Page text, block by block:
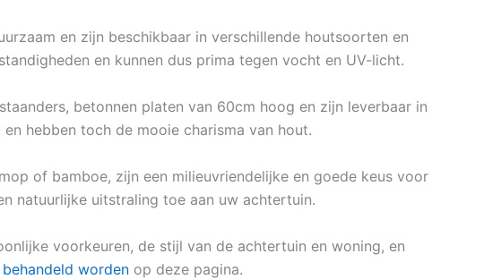
en zijn beschikbaar in verschillende houtsoorten en
en kunnen dus prima tegen vocht en UV-licht.
betonnen platen van 60cm hoog en zijn leverbaar in
hebben toch de mooie charisma van hout.
of bamboe, zijn een milieuvriendelijke en goede keus voor
natuurlijke uitstraling toe aan uw achtertuin.
voorkeuren, de stijl van de achtertuin en woning, en
worden op deze pagina.